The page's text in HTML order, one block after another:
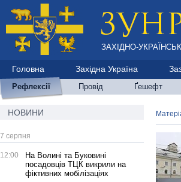
ЗАХІДНО-
Головна Західна Україна
Рефлексії Провід Ґешефт
НОВИНИ
7 серпня
12:00
На Волині та Буковині
посадовців ТЦК викрили на
фіктивних мобілізаціях